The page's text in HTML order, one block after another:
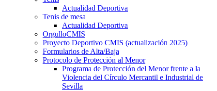
Actualidad Deportiva
Tenis de mesa
Actualidad Deportiva
OrgulloCMIS
Proyecto Deportivo CMIS (actualización 2025)
Formularios de Alta/Baja
Protocolo de Protección al Menor
Programa de Protección del Menor frente a la
Violencia del Círculo Mercantil e Industrial de
Sevilla